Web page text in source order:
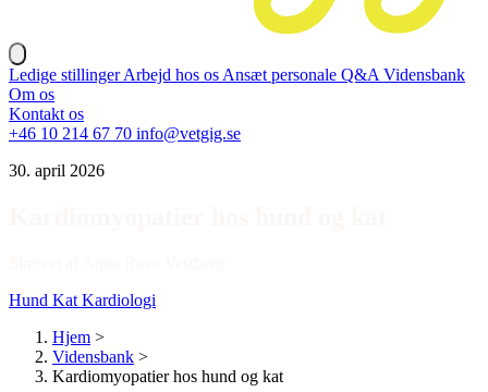
Ledige stillingerArbejd hos os Ansæt personale Q&A Vidensbank
Om os
Kontakt os
+46 10 214 67 70 info@vetgig.se
30. april 2026
Hund Kat Kardiologi
Hjem >
Vidensbank >
Kardiomyopatier hos hund og kat